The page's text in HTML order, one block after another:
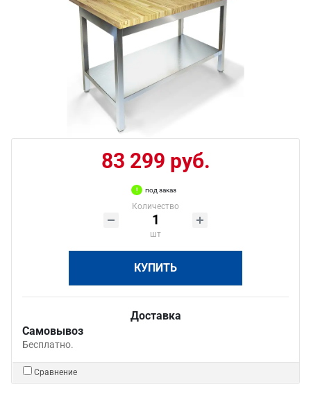
83 299 руб.
под заказ
Количество
шт
КУПИТЬ
Доставка
Самовывоз
Бесплатно.
Сравнение